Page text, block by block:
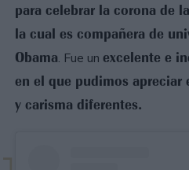
para celebrar la corona de
la cual es compañera de
Obama. Fue un excelente e
en el que pudimos apreciar
y carisma diferentes.